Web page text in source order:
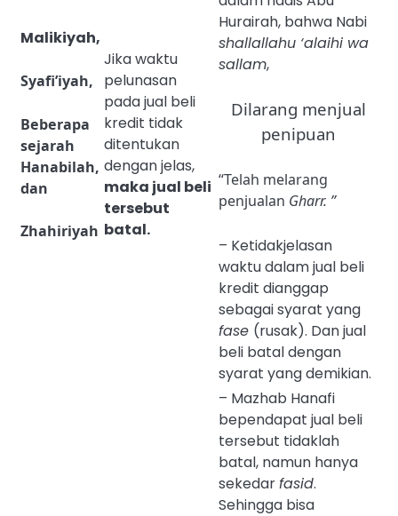
Malikiyah,
Syafi’iyah,
Beberapa
sejarah
Hanabilah,
dan
Zhahiriyah
Jika waktu
pelunasan
pada jual beli
kredit tidak
ditentukan
dengan jelas,
maka jual beli
tersebut
batal.
Hurairah, bahwa Nabi
shallallahu ‘alaihi wa
sallam,
Dilarang menjual
penipuan
“Telah melarang
penjualan Gharr. ”
– Ketidakjelasan
waktu dalam jual beli
kredit dianggap
sebagai syarat yang
fase (rusak). Dan jual
beli batal dengan
syarat yang demikian.
– Mazhab Hanafi
bependapat jual beli
tersebut tidaklah
batal, namun hanya
sekedarfasid.
Sehingga bisa